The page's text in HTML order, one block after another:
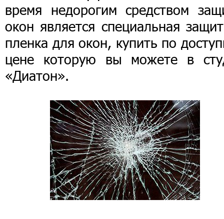
время недорогим средством
окон является специальная
пленка для окон, купить по
цене которую вы можете в
«Диатон».